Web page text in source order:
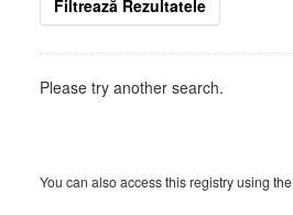
Filtrează Rezultatele
Please try another search.
You can also access this registry using the